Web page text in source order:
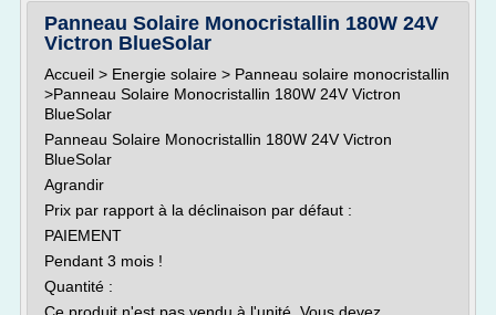
Panneau Solaire Monocristallin 180W 24V
Victron BlueSolar
Accueil > Energie solaire > Panneau solaire monocristallin
>Panneau Solaire Monocristallin 180W 24V Victron
BlueSolar
Panneau Solaire Monocristallin 180W 24V Victron
BlueSolar
Agrandir
Prix par rapport à la déclinaison par défaut :
PAIEMENT
Pendant 3 mois !
Quantité :